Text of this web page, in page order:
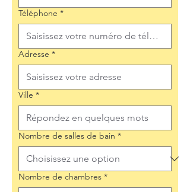
Téléphone *
Adresse *
Ville *
Nombre de salles de bain *
Nombre de chambres *